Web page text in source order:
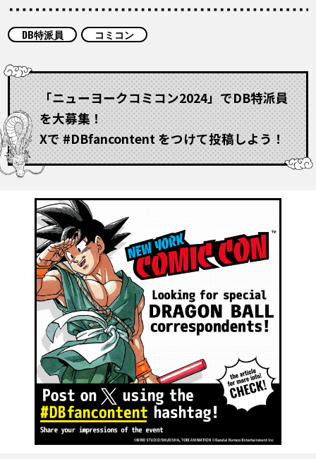
COLUMNS
ABOUT
LANGUAGE
JP
EN FR DE ES
DB特派員 コミコン
「ニューヨークコミコン2024」でDB特派員
を大募集！
Xで #DBfancontent をつけて投稿しよう！